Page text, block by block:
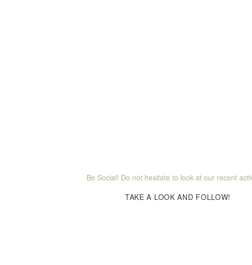
Be Social! Do not hesitate to look at our recent
TAKE A LOOK AND FOLLOW!